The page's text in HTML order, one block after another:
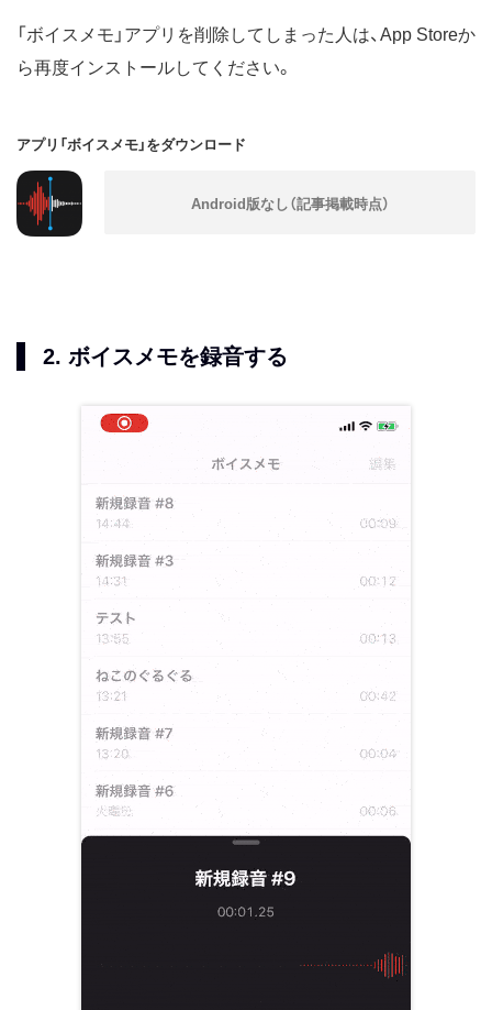
「ボイスメモ」アプリを削除してしまった人は、App Storeか
ら再度インストールしてください。
アプリ「ボイスメモ」をダウンロード
2. ボイスメモを録音する